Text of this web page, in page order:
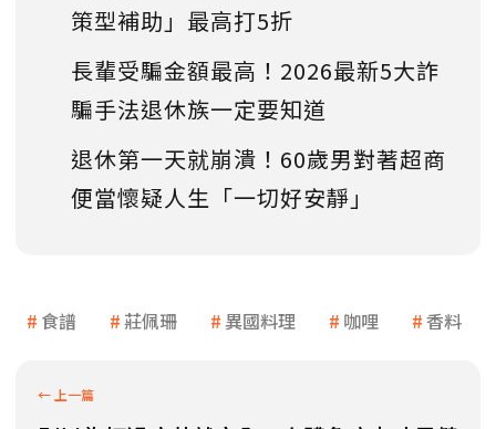
策型補助」最高打5折
長輩受騙金額最高！2026最新5大詐
騙手法退休族一定要知道
退休第一天就崩潰！60歲男對著超商
便當懷疑人生「一切好安靜」
食譜 莊佩珊 異國料理 咖哩 香料